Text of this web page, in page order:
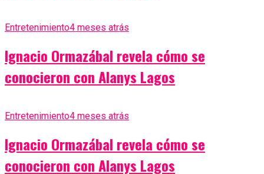
Entretenimiento4 meses atrás
Ignacio Ormazábal revela cómo se
conocieron con Alanys Lagos
Entretenimiento4 meses atrás
Ignacio Ormazábal revela cómo se
conocieron con Alanys Lagos